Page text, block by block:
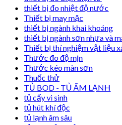
thiết bị đo nhiệt độ nước
Thiết bị may mặc
thiết bị ngành khai khoáng
thiết bị ngành sơn nhựa và
Thiết bị thí nghiệm vật liệu
Thước đo độ mịn
Thước kéo màn sơn
Thuốc thử
TỦ BOD - TỦ ẤM LẠNH
tủ cấy vi sinh
tủ hút khí độc
tủ lạnh âm sâu